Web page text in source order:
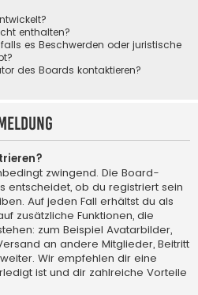
enthalten?
es Beschwerden oder juristische
des Boards kontaktieren?
zwingend. Die Board-
entscheidet, ob du registriert sein
Auf jeden Fall erhältst du als
zusätzliche Funktionen, die
zum Beispiel Avatarbilder,
an andere Mitglieder, Beitritt
Wir empfehlen dir eine
ist und dir zahlreiche Vorteile